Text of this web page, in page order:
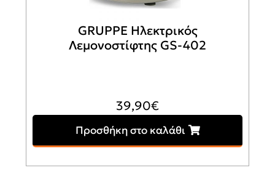
GRUPPE Ηλεκτρικός
Λεμονοστίφτης GS-402
39,90€
Προσθήκη στο καλάθι